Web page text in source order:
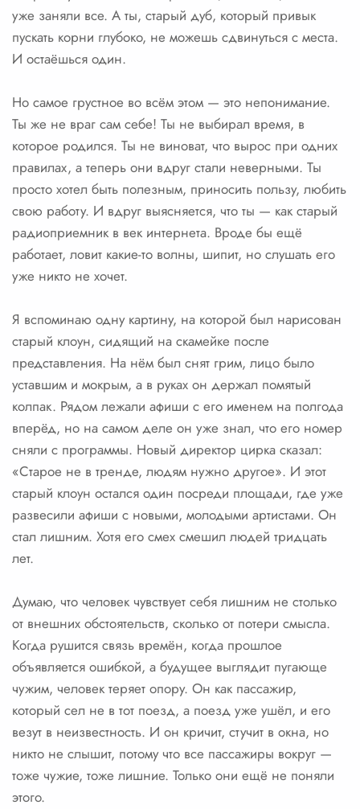
уже заняли все. А ты, старый дуб, который привык
пускать корни глубоко, не можешь сдвинуться с места.
И остаёшься один.
Но самое грустное во всём этом — это непонимание.
Ты же не враг сам себе! Ты не выбирал время, в
которое родился. Ты не виноват, что вырос при одних
правилах, а теперь они вдруг стали неверными. Ты
просто хотел быть полезным, приносить пользу, любить
свою работу. И вдруг выясняется, что ты — как старый
радиоприемник в век интернета. Вроде бы ещё
работает, ловит какие-то волны, шипит, но слушать его
уже никто не хочет.
Я вспоминаю одну картину, на которой был нарисован
старый клоун, сидящий на скамейке после
представления. На нём был снят грим, лицо было
уставшим и мокрым, а в руках он держал помятый
колпак. Рядом лежали афиши с его именем на полгода
вперёд, но на самом деле он уже знал, что его номер
сняли с программы. Новый директор цирка сказал:
«Старое не в тренде, людям нужно другое». И этот
старый клоун остался один посреди площади, где уже
развесили афиши с новыми, молодыми артистами. Он
стал лишним. Хотя его смех смешил людей тридцать
лет.
Думаю, что человек чувствует себя лишним не столько
от внешних обстоятельств, сколько от потери смысла.
Когда рушится связь времён, когда прошлое
объявляется ошибкой, а будущее выглядит пугающе
чужим, человек теряет опору. Он как пассажир,
который сел не в тот поезд, а поезд уже ушёл, и его
везут в неизвестность. И он кричит, стучит в окна, но
никто не слышит, потому что все пассажиры вокруг —
тоже чужие, тоже лишние. Только они ещё не поняли
этого.